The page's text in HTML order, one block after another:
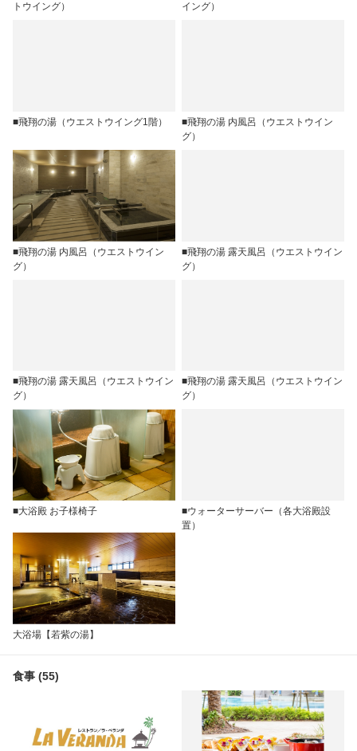
トウイング）
イング）
■飛翔の湯（ウエストウイング1階）
■飛翔の湯 内風呂（ウエストウイン
グ）
■飛翔の湯 内風呂（ウエストウイン
グ）
■飛翔の湯 露天風呂（ウエストウイン
グ）
■飛翔の湯 露天風呂（ウエストウイン
グ）
■飛翔の湯 露天風呂（ウエストウイン
グ）
■大浴殿 お子様椅子
■ウォーターサーバー（各大浴殿設
置）
大浴場【若紫の湯】
食事 (55)